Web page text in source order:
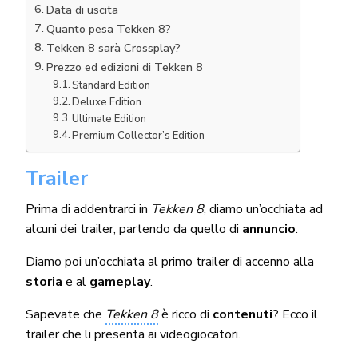
Data di uscita
Quanto pesa Tekken 8?
Tekken 8 sarà Crossplay?
Prezzo ed edizioni di Tekken 8
Standard Edition
Deluxe Edition
Ultimate Edition
Premium Collector’s Edition
Trailer
Prima di addentrarci in Tekken 8, diamo un’occhiata ad
alcuni dei trailer, partendo da quello di annuncio.
Diamo poi un’occhiata al primo trailer di accenno alla
storia e al gameplay.
Sapevate che Tekken 8è ricco di contenuti? Ecco il
trailer che li presenta ai videogiocatori.